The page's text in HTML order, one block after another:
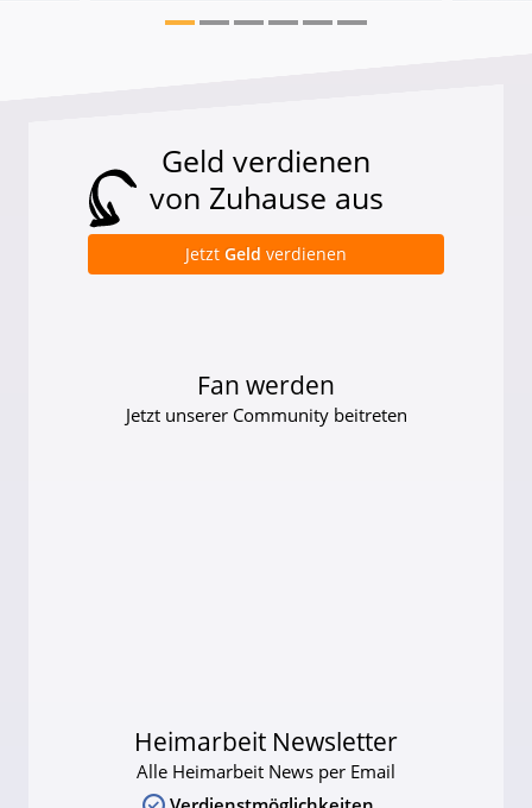
Geld verdienen
von Zuhause aus
Jetzt Geld verdienen
Fan werden
Jetzt unserer Community beitreten
Heimarbeit Newsletter
Alle Heimarbeit News per Email